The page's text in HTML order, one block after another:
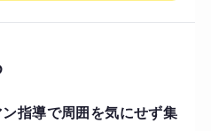
指導で周囲を気にせず集